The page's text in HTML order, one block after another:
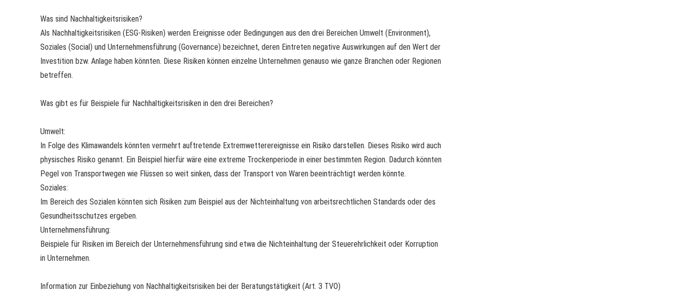
Was sind Nachhaltigkeitsrisiken?
Als Nachhaltigkeitsrisiken (ESG-Risiken) werden Ereignisse oder Bedingungen aus den drei Bereichen Umwelt (Environment),
Soziales (Social) und Unternehmensführung (Governance) bezeichnet, deren Eintreten negative Auswirkungen auf den Wert der
Investition bzw. Anlage haben könnten. Diese Risiken können einzelne Unternehmen genauso wie ganze Branchen oder Regionen
betreffen.
Was gibt es für Beispiele für Nachhaltigkeitsrisiken in den drei Bereichen?
Umwelt:
In Folge des Klimawandels könnten vermehrt auftretende Extremwetterereignisse ein Risiko darstellen. Dieses Risiko wird auch
physisches Risiko genannt. Ein Beispiel hierfür wäre eine extreme Trockenperiode in einer bestimmten Region. Dadurch könnten
Pegel von Transportwegen wie Flüssen so weit sinken, dass der Transport von Waren beeinträchtigt werden könnte.
Soziales:
Im Bereich des Sozialen könnten sich Risiken zum Beispiel aus der Nichteinhaltung von arbeitsrechtlichen Standards oder des
Gesundheitsschutzes ergeben.
Unternehmensführung:
Beispiele für Risiken im Bereich der Unternehmensführung sind etwa die Nichteinhaltung der Steuerehrlichkeit oder Korruption
in Unternehmen.
Information zur Einbeziehung von Nachhaltigkeitsrisiken bei der Beratungstätigkeit (Art. 3 TVO)